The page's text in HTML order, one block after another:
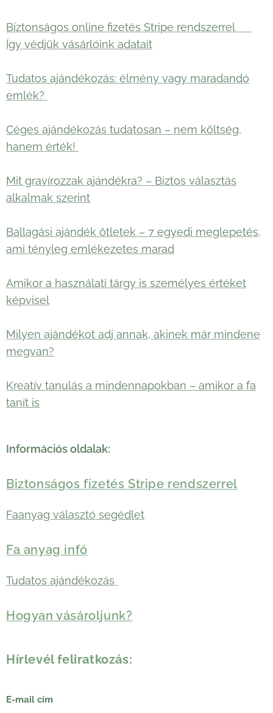
Biztonságos online fizetés Stripe rendszerrel 🛡️
Így védjük vásárlóink adatait
Tudatos ajándékozás: élmény vagy maradandó
emlék?
Céges ajándékozás tudatosan – nem költség,
hanem érték!
Mit gravírozzak ajándékra? – Biztos választás
alkalmak szerint
Ballagási ajándék ötletek – 7 egyedi meglepetés,
ami tényleg emlékezetes marad
Amikor a használati tárgy is személyes értéket
képvisel
Milyen ajándékot adj annak, akinek már mindene
megvan?
Kreatív tanulás a mindennapokban – amikor a fa
tanít is
Információs oldalak:
Biztonságos fizetés Stripe rendszerrel
Faanyag választó segédlet
Fa anyag infó
Tudatos ajándékozás
Hogyan vásároljunk?
Hírlevél feliratkozás:
E-mail cím